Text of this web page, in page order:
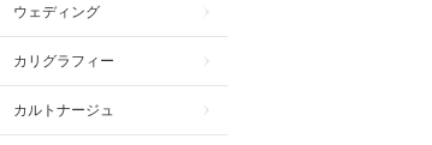
ウェディング
カリグラフィー
カルトナージュ